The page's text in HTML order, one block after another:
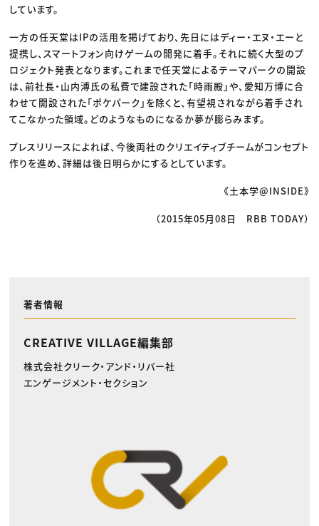
しています。
一方の任天堂はIPの活用を掲げており、先日にはディー・エヌ・エーと
提携し、スマートフォン向けゲームの開発に着手。それに続く大型のプ
ロジェクト発表となります。これまで任天堂によるテーマパークの開設
は、前社長・山内溥氏の私費で建設された「時雨殿」や、愛知万博に合
わせて開設された「ポケパーク」を除くと、有望視されながら着手され
てこなかった領域。どのようなものになるか夢が膨らみます。
プレスリリースによれば、今後両社のクリエイティブチームがコンセプト
作りを進め、詳細は後日明らかにするとしています。
《土本学@INSIDE》
（2015年05月08日 RBB TODAY）
著者情報
CREATIVE VILLAGE編集部
株式会社クリーク・アンド・リバー社
エンゲージメント・セクション